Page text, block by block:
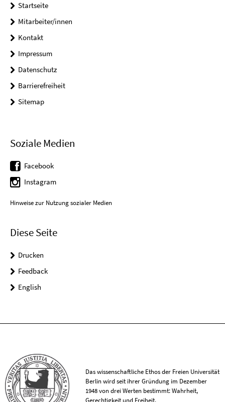
Startseite
Mitarbeiter/innen
Kontakt
Impressum
Datenschutz
Barrierefreiheit
Sitemap
Soziale Medien
Facebook
Instagram
Hinweise zur Nutzung sozialer Medien
Diese Seite
Drucken
Feedback
English
Das wissenschaftliche Ethos der Freien Universität
Berlin wird seit ihrer Gründung im Dezember
1948 von drei Werten bestimmt: Wahrheit,